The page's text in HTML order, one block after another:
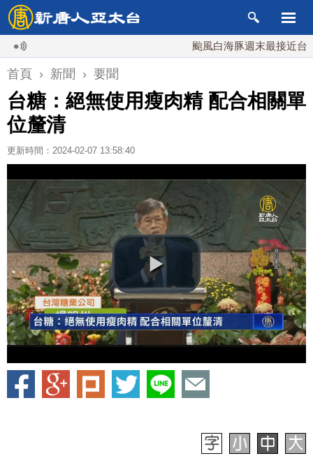
颱風白海豚週末最接近台灣 最
首頁 › 新聞 › 要聞
台糖：絕無使用瘦肉精 配合相關單
位釐清
更新時間：2024-02-07 13:58:40